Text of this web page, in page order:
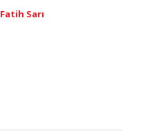
Fatih Sarı